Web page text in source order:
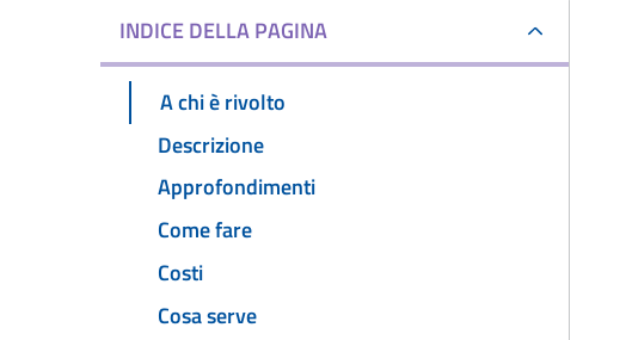
INDICE DELLA PAGINA
A chi è rivolto
Descrizione
Approfondimenti
Come fare
Costi
Cosa serve